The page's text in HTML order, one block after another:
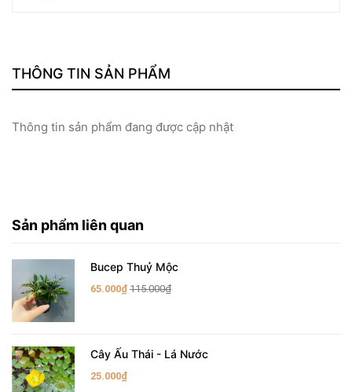
THÔNG TIN SẢN PHẨM
Thông tin sản phẩm đang được cập nhật
Sản phẩm liên quan
Bucep Thuỷ Mộc
65.000₫ 115.000₫
Cây Ấu Thái - Lá Nước
25.000₫